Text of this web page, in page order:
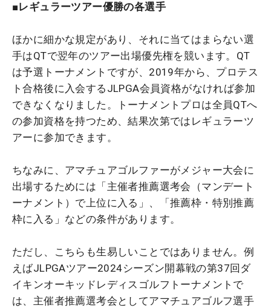
■レギュラーツアー優勝の各選手
ほかに細かな規定があり、それに当てはまらない選
手はQTで翌年のツアー出場優先権を競います。QT
は予選トーナメントですが、2019年から、プロテス
ト合格後に入会するJLPGA会員資格がなければ参加
できなくなりました。トーナメントプロは全員QTへ
の参加資格を持つため、結果次第ではレギュラーツ
アーに参加できます。
ちなみに、アマチュアゴルファーがメジャー大会に
出場するためには「主催者推薦選考会（マンデート
ーナメント）で上位に入る」、「推薦枠・特別推薦
枠に入る」などの条件があります。
ただし、こちらも生易しいことではありません。例
えばJLPGAツアー2024シーズン開幕戦の第37回ダ
イキンオーキッドレディスゴルフトーナメントで
は、主催者推薦選考会としてアマチュアゴルフ選手